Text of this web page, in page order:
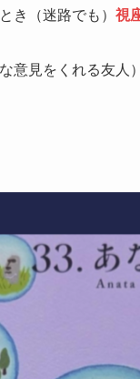
き（迷路でも） 視
意見をくれる友